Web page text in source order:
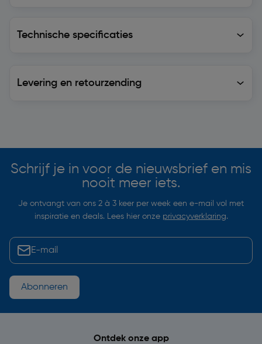
Technische specificaties
Levering en retourzending
Schrijf je in voor de nieuwsbrief en mis
nooit meer iets.
Je ontvangt van ons 2 à 3 keer per week een e-mail vol met
inspiratie en deals. Lees hier onze privacyverklaring.
Abonneren
Ontdek onze app